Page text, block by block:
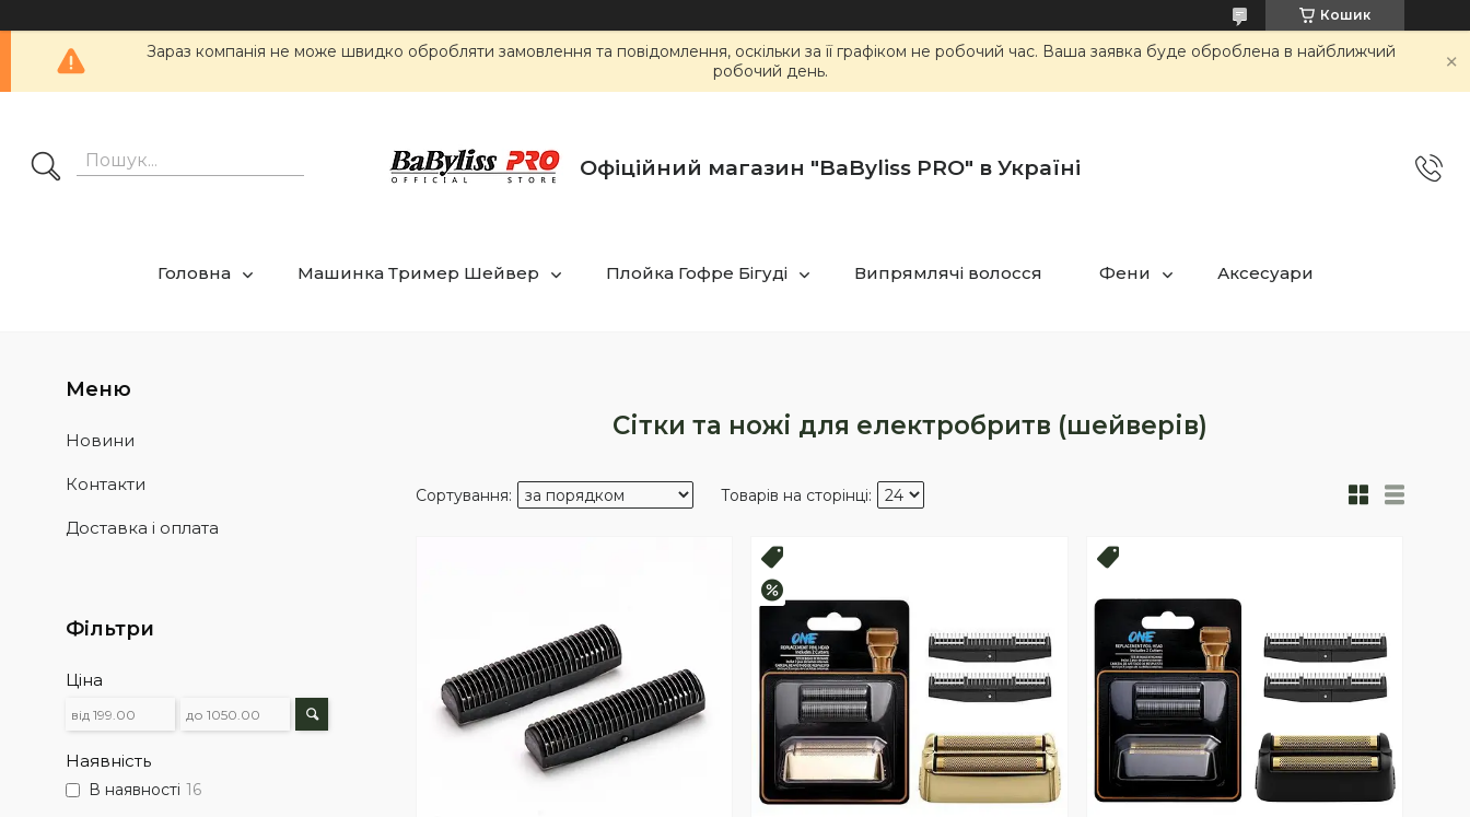
Кошик
Зараз компанія не може швидко обробляти замовлення та повідомлення, оскільки за її графіком не робочий час. Ваша заявка буде оброблена в найближчий
робочий день.
Офіційний магазин "BaByliss PRO" в Україні
Головна Машинка Тример Шейвер Плойка Гофре Бігуді Випрямлячі волосся Фени Аксесуари
Сітки та ножі для електробритв (шейверів)
Новини
Контакти
Доставка і оплата
Фільтри
Ціна
Наявність
В наявності 16